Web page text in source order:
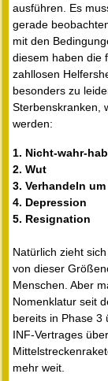
ausführen. Es
gerade
mit den
diesem haben die
zahllosen
besonders zu
Sterbenskranken,
werden:
1. Nicht-wahr-
2. Wut
3. Verhandeln
4. Depression
5. Resignation
Natürlich zieht
von dieser
Menschen. Aber
Nomenklatur seit
bereits in Phase 3
INF-Vertrages
mehr weit.